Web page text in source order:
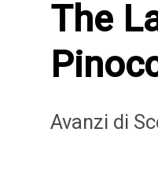
The
Avanzi di